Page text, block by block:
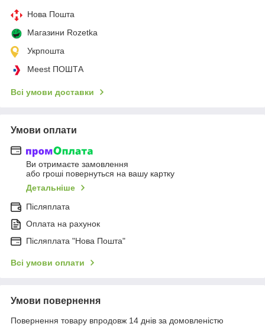
Нова Пошта
Магазини Rozetka
Укрпошта
Meest ПОШТА
Всі умови доставки
Умови оплати
Ви отримаєте замовлення
або гроші повернуться на вашу картку
Детальніше
Післяплата
Оплата на рахунок
Післяплата "Нова Пошта"
Всі умови оплати
Умови повернення
Повернення товару впродовж 14 днів за домовленістю